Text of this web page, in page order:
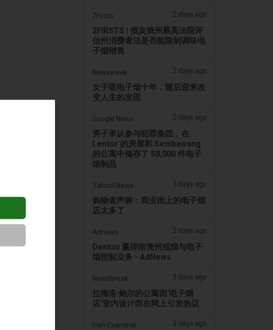
2Firsts 2 days ago
2FIRSTS | 俄亥俄州最高法院评
估州消费者法是否能限制调味电
子烟销售
Newsweek 2 days ago
女子吸电子烟十年，随后迎来改
变人生的发现
Google News 2 days ago
男子承认参与犯罪集团，在
Lentor 的房屋和 Sembawang
的公寓中储存了 58,000 件电子
烟制品
Yahoo! News 3 days ago
购物者声称：商业街上的电子烟
店太多了
Adnews 3 days ago
Dentsu 赢得南澳州戒烟与电子
烟控制业务 - AdNews
Newsbreak 3 days ago
拉梅洛·鲍尔的公寓因‘电子烟
店’室内设计而在网上引发热议
Irish Examiner 3 days ago